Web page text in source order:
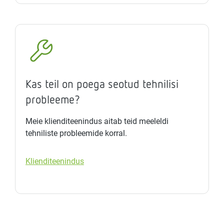
Kas teil on poega seotud tehnilisi
probleeme?
Meie klienditeenindus aitab teid meeleldi
tehniliste probleemide korral.
Klienditeenindus